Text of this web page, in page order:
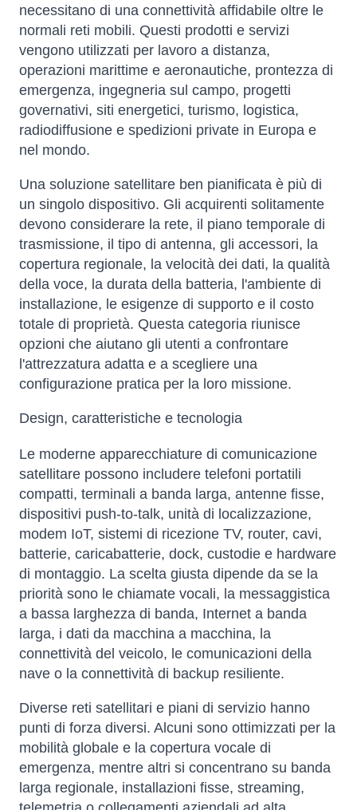
necessitano di una connettività affidabile oltre le
normali reti mobili. Questi prodotti e servizi
vengono utilizzati per lavoro a distanza,
operazioni marittime e aeronautiche, prontezza di
emergenza, ingegneria sul campo, progetti
governativi, siti energetici, turismo, logistica,
radiodiffusione e spedizioni private in Europa e
nel mondo.
Una soluzione satellitare ben pianificata è più di
un singolo dispositivo. Gli acquirenti solitamente
devono considerare la rete, il piano temporale di
trasmissione, il tipo di antenna, gli accessori, la
copertura regionale, la velocità dei dati, la qualità
della voce, la durata della batteria, l'ambiente di
installazione, le esigenze di supporto e il costo
totale di proprietà. Questa categoria riunisce
opzioni che aiutano gli utenti a confrontare
l'attrezzatura adatta e a scegliere una
configurazione pratica per la loro missione.
Design, caratteristiche e tecnologia
Le moderne apparecchiature di comunicazione
satellitare possono includere telefoni portatili
compatti, terminali a banda larga, antenne fisse,
dispositivi push-to-talk, unità di localizzazione,
modem IoT, sistemi di ricezione TV, router, cavi,
batterie, caricabatterie, dock, custodie e hardware
di montaggio. La scelta giusta dipende da se la
priorità sono le chiamate vocali, la messaggistica
a bassa larghezza di banda, Internet a banda
larga, i dati da macchina a macchina, la
connettività del veicolo, le comunicazioni della
nave o la connettività di backup resiliente.
Diverse reti satellitari e piani di servizio hanno
punti di forza diversi. Alcuni sono ottimizzati per la
mobilità globale e la copertura vocale di
emergenza, mentre altri si concentrano su banda
larga regionale, installazioni fisse, streaming,